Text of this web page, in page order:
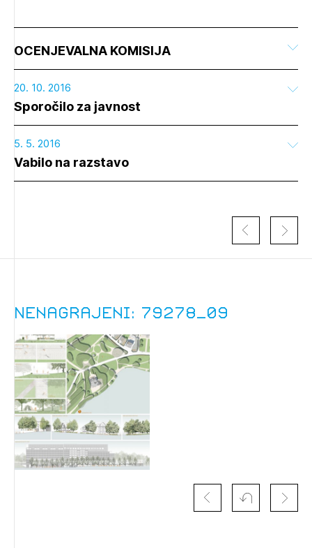
Izbrana vsebina je namenjena le ZAPS
registriranim uporabnikom. Da lahko do nje
dostopate, se je potrebno prijaviti.
PRIJAVITE SE
OCENJEVALNA KOMISIJA
20. 10. 2016
Sporočilo za javnost
5. 5. 2016
Vabilo na razstavo
Nenagrajeni: 79278_09